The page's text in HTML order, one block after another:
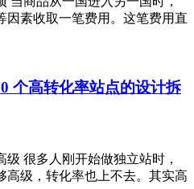
因素收取一笔费用。这笔费用直
个高转化率站点的设计拆
很多人刚开始做独立站时，
高级，转化率也上不去。其实高